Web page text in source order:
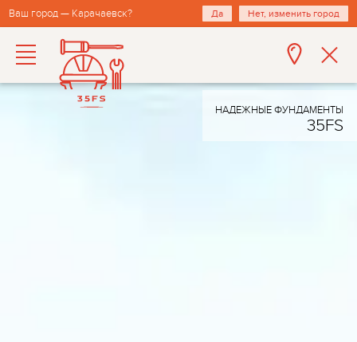
Ваш город — Карачаевск? Да Нет, изменить город
НАДЕЖНЫЕ ФУНДАМЕНТЫ
35FS